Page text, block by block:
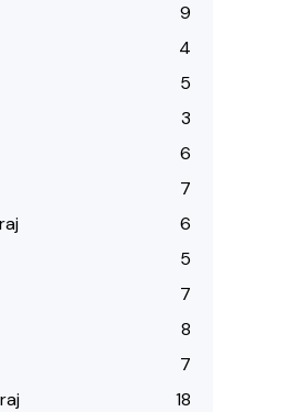
9
4
5
3
6
7
6
5
7
8
7
18